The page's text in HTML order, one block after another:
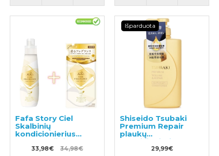
Fafa Story Ciel
Skalbinių
kondicionierius
600ml + užpildas
500ml33,98€ 34,98€
Išparduota
Shiseido Tsubaki
Premium Repair
plaukų
kondicionierius
29,99€